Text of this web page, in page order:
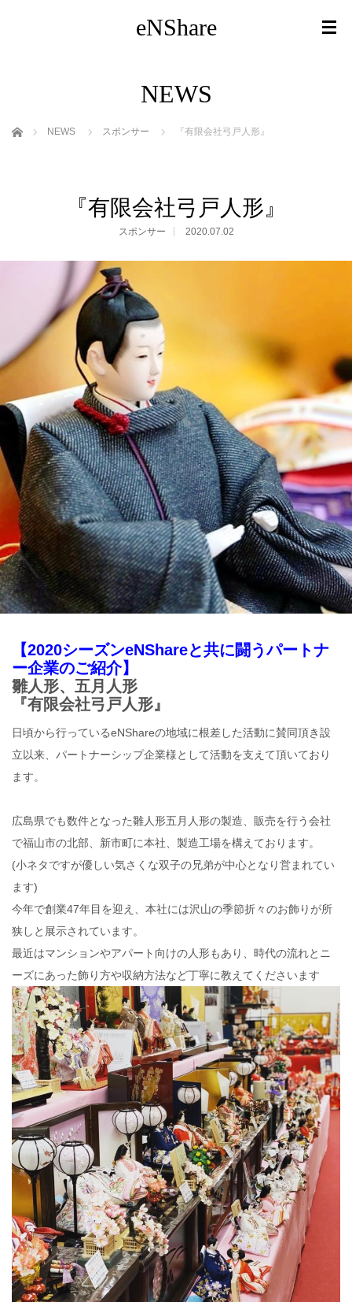
eNShare
NEWS
ホーム NEWS スポンサー 『有限会社弓戸人形』
『有限会社弓戸人形』
スポンサー 2020.07.02
【2020シーズンeNShareと共に闘うパートナ
ー企業のご紹介】
雛人形、五月人形
『有限会社弓戸人形』
日頃から行っているeNShareの地域に根差した活動に賛同頂き設
立以来、パートナーシップ企業様として活動を支えて頂いており
ます。
広島県でも数件となった雛人形五月人形の製造、販売を行う会社
で福山市の北部、新市町に本社、製造工場を構えております。
(小ネタですが優しい気さくな双子の兄弟が中心となり営まれてい
ます)
今年で創業47年目を迎え、本社には沢山の季節折々のお飾りが所
狭しと展示されています。
最近はマンションやアパート向けの人形もあり、時代の流れとニ
ーズにあった飾り方や収納方法など丁寧に教えてくださいます